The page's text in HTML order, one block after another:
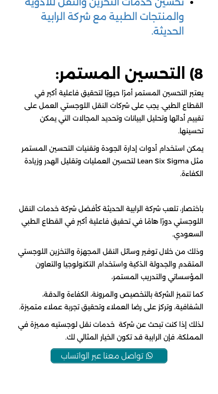
والمنتجات الطبية مع شركة الرابية
الحديثة.
8) التحسين المستمر:
يعتبر التحسين المستمر أمرًا حيويًا لتحقيق فاعلية أكبر في
القطاع الطبي. يجب على شركات النقل اللوجستي العمل على
تقييم أدائها وتحليل البيانات وتحديد المجالات التي يمكن
تحسينها.
يمكن استخدام أدوات إدارة الجودة وتقنيات التحسين المستمر
مثل Lean Six Sigma لتحسين العمليات وتقليل الهدر وزيادة
الكفاءة.
باختصار، تلعب شركة الرابية الحديثة كأفضل شركة خدمات النقل
اللوجستي دورًا هامًا في تحقيق فاعلية أكبر في القطاع الطبي
السعودي.
وذلك من خلال توفير وسائل النقل المجهزة والتخزين اللوجستي
المتقدم والجدولة الذكية واستخدام التكنولوجيا والتعاون
المؤسساتي والتدريب المستمر،
كما تتميز الشركة بالتخصيص والمرونة، الكفاءة والدقة،
الشفافية، وتركز على رضا العملاء وتحقيق تجربة عملاء متميزة.
لذلك إذا كنت تبحث عن شركة خدمات نقل لوجستيه مميزة في
المملكة، فإن الرابية قد تكون الخيار المثالي لك.
تواصل معنا عبر الواتساب